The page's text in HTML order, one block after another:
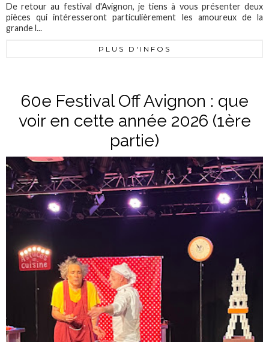
De retour au festival d'Avignon, je tiens à vous présenter deux
pièces qui intéresseront particulièrement les amoureux de la
grande l...
PLUS D'INFOS
60e Festival Off Avignon : que
voir en cette année 2026 (1ère
partie)